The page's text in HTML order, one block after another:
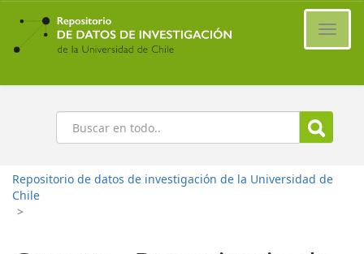
Ir
contenido
principal
Buscar
Repositorio de datos de investigación de la Universidad de
Chile
>